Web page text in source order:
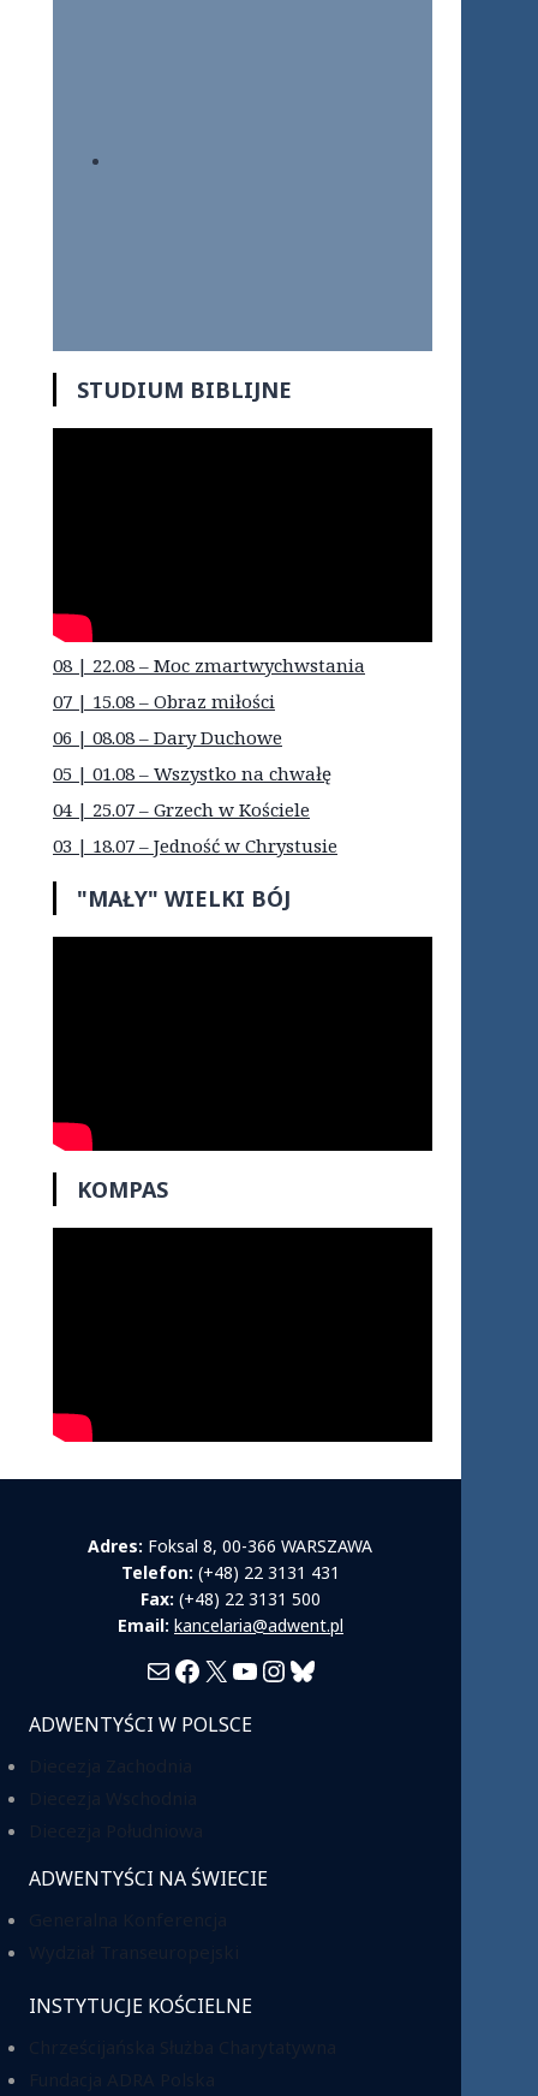
STUDIUM BIBLIJNE
08 | 22.08 – Moc zmartwychwstania
07 | 15.08 – Obraz miłości
06 | 08.08 – Dary Duchowe
05 | 01.08 – Wszystko na chwałę
04 | 25.07 – Grzech w Kościele
03 | 18.07 – Jedność w Chrystusie
"MAŁY" WIELKI BÓJ
KOMPAS
Adres: Foksal 8, 00-366 WARSZAWA
Telefon: (+48) 22 3131 431
Fax: (+48) 22 3131 500
Email: kancelaria@adwent.pl
MailFacebook
X YouTube
Instagram
Bluesky
ADWENTYŚCI W POLSCE
ADWENTYŚCI NA ŚWIECIE
INSTYTUCJE KOŚCIELNE